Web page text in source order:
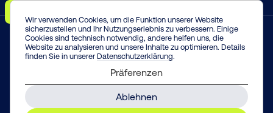
Wir verwenden Cookies, um die Funktion unserer Website
sicherzustellen und Ihr Nutzungserlebnis zu verbessern. Einige
Cookies sind technisch notwendig, andere helfen uns, die
Website zu analysieren und unsere Inhalte zu optimieren. Details
finden Sie in unserer Datenschutzerklärung.
Präferenzen
Ablehnen
Enter
Menü Vorfall melden!
Conti
Aufgelöst 2022 – und doch der Ursprung vieler